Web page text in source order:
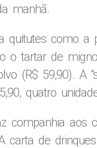
manhã.
como a
o tartar de
(R$ 59,90). A
quatro
companhia aos
carta de